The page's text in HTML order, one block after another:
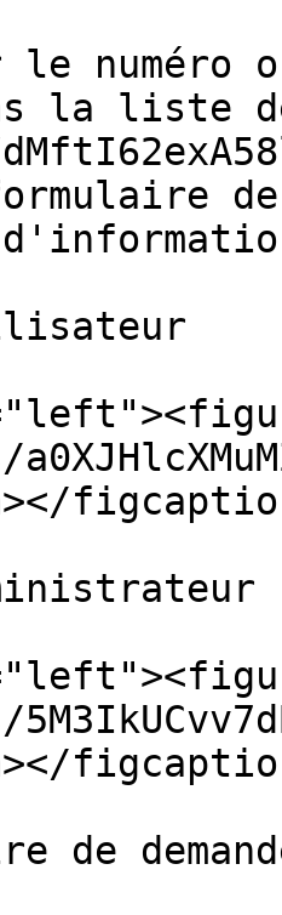
le numéro
la liste
de